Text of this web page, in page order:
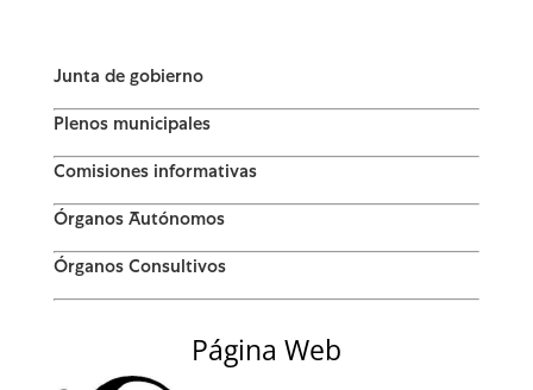
Junta de gobierno
Plenos municipales
Comisiones informativas
Órganos Autónomos
Órganos Consultivos
Página Web